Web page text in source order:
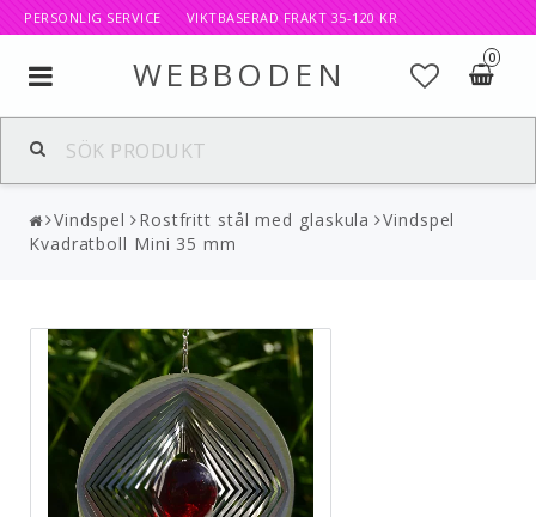
PERSONLIG SERVICE VIKTBASERAD FRAKT 35-120 KR
WEBBODEN 0
Toggle
navigation
Vindspel Rostfritt stål med glaskula
Vindspel
Kvadratboll Mini 35 mm